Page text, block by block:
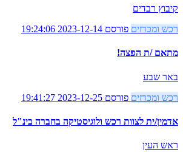
קיבוץ רבדים
רכש ומכרזים פורסם 2023-12-14 19:24:06
מתאם /ת הפצה!
באר שבע
רכש ומכרזים פורסם 2023-12-25 19:41:27
אדמין/ית לצוות רכש ולוגיסטיקה בחברה בינ"ל
ראש העין